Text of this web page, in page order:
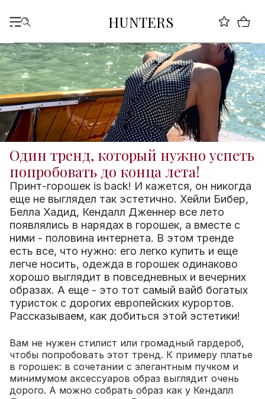
HUNTERS
Один тренд, который нужно успеть
попробовать до конца лета!
Принт-горошек is back! И кажется, он никогда
еще не выглядел так эстетично. Хейли Бибер,
Белла Хадид, Кендалл Дженнер все лето
появлялись в нарядах в горошек, а вместе с
ними - половина интернета. В этом тренде
есть все, что нужно: его легко купить и еще
легче носить, одежда в горошек одинаково
хорошо выглядит в повседневных и вечерних
образах. А еще - это тот самый вайб богатых
туристок с дорогих европейских курортов.
Рассказываем, как добиться этой эстетики!
Вам не нужен стилист или громадный гардероб,
чтобы попробовать этот тренд. К примеру платье
в горошек: в сочетании с элегантным пучком и
минимумом аксессуаров образ выглядит очень
дорого. А можно собрать образ как у Кендалл